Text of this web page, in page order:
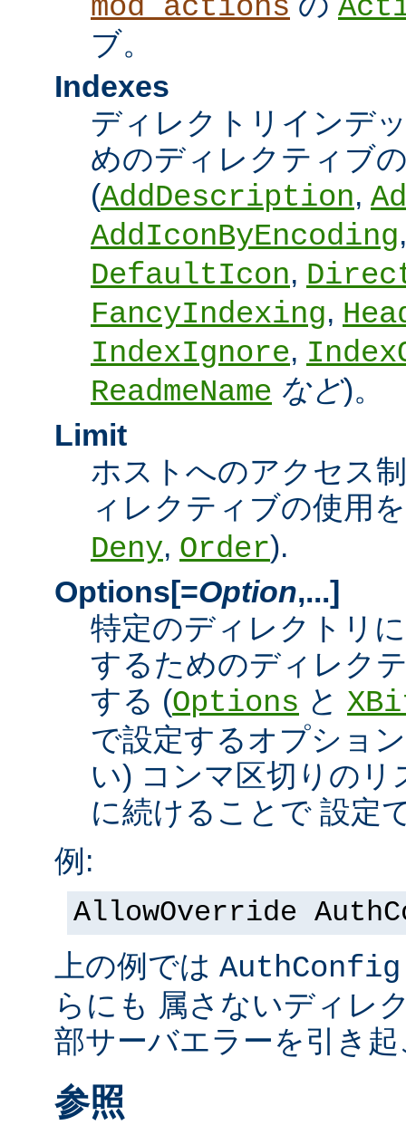
mod_actions
ブ。
Indexes
ディレクトリインデ
めのディレクティブ
(AddDescription,
AddIconByEncoding
DefaultIcon,
FancyIndexing,
IndexIgnore,
ReadmeName など)。
Limit
ホストへのアクセス
ィレクティブの使用
Deny, Order).
Options[=Option,...]
特定のディレクトリ
するためのディレク
する (Options と
で設定するオプショ
い) コンマ区切りの
に続けることで 設定
例:
AllowOverride
上の例では AuthConfig
らにも 属さないディレ
部サーバエラーを引き
参照